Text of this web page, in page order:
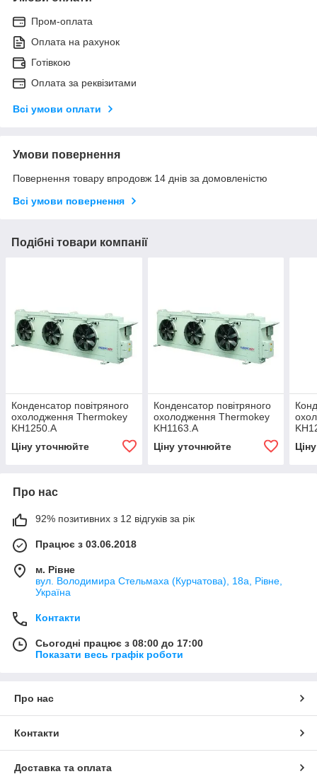
Пром-оплата
Оплата на рахунок
Готівкою
Оплата за реквізитами
Всі умови оплати
Умови повернення
Повернення товару впродовж 14 днів за домовленістю
Всі умови повернення
Подібні товари компанії
Конденсатор повітряного
охолодження Thermokey
KH1250.A
Ціну уточнюйте
Конденсатор повітряного
охолодження Thermokey
KH1163.A
Ціну уточнюйте
Про нас
92% позитивних з 12 відгуків за рік
Працює з 03.06.2018
м. Рівне
вул. Володимира Стельмаха (Курчатова), 18а, Рівне,
Україна
Контакти
Сьогодні працює з 08:00 до 17:00
Показати весь графік роботи
Про нас
Контакти
Доставка та оплата